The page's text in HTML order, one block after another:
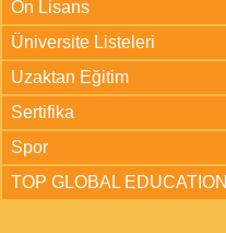
Ön Lisans
Üniversite Listeleri
Uzaktan Eğitim
Sertifika
Spor
TOP GLOBAL EDUCATION